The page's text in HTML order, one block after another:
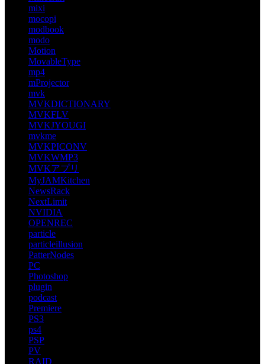
mixi
mocopi
modbook
modo
Motion
MovableType
mp4
mProjector
mvk
MVKDICTIONARY
MVKFLV
MVKJYOUGI
mvkme
MVKPICONV
MVKWMP3
MVKアプリ
MyJAMKitchen
NewsRack
NextLimit
NVIDIA
OPENREC
particle
particleillusion
PatterNodes
PC
Photoshop
plugin
podcast
Premiere
PS3
ps4
PSP
PV
RAID